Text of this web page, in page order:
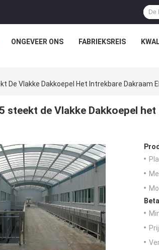
ONGEVEER ONS FABRIEKSREIS
De Vlakke Dakkoepel Het Intrekbare Dakraam
steekt de Vlakke Dakkoepel